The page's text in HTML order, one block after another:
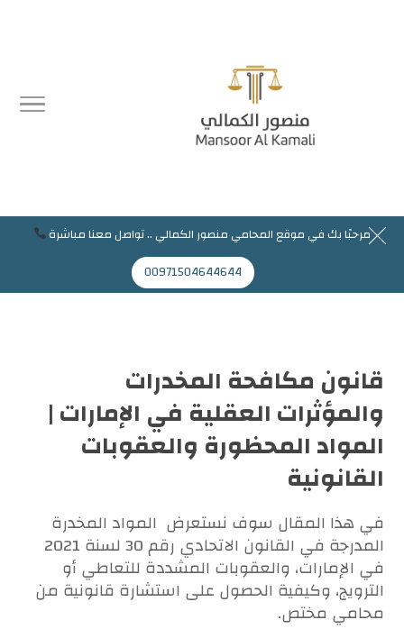
مرحبًا بك في موقع المحامي منصور الكمالي .. تواصل معنا مباشرة
00971504644644
مرحبا بك في موقع المحامي منصور الكمالي
00971504644644
Mansoor@jaflaws.com
قانون مكافحة المخدرات
والمؤثرات العقلية في الإمارات |
المواد المحظورة والعقوبات
القانونية
في هذا المقال سوف نستعرض المواد المخدرة
المدرجة في القانون الاتحادي رقم 30 لسنة 2021
في الإمارات، والعقوبات المشددة للتعاطي أو
الترويج، وكيفية الحصول على استشارة قانونية من
محامي مختص.